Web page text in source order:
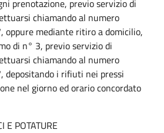
prenotazione, previo servizio di
chiamando al numero
oppure mediante ritiro a domicilio,
di n° 3, previo servizio di
chiamando al numero
depositando i rifiuti nei pressi
nel giorno ed orario concordato
E POTATURE